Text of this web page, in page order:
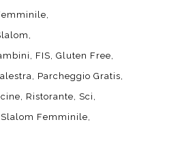
FIS Gluten Free
Parcheggio Gratis
Ristorante
Sci
Slalom Femminile